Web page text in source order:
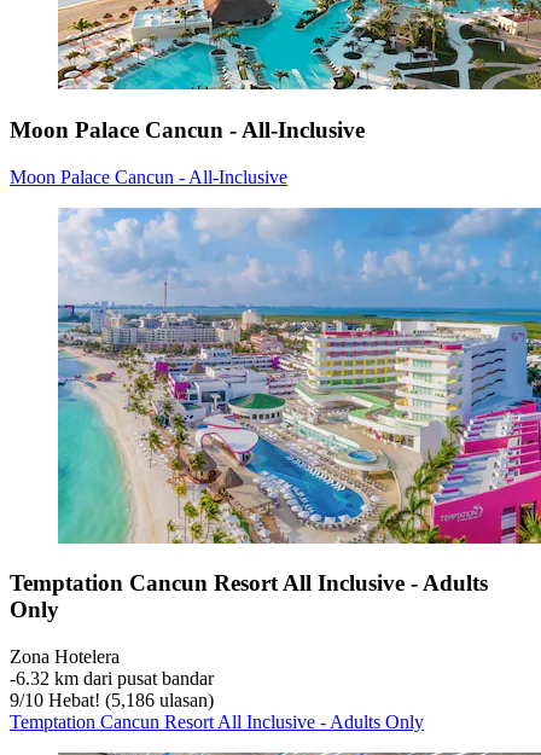
Moon Palace Cancun - All-Inclusive
Moon Palace Cancun - All-Inclusive
Temptation Cancun Resort All Inclusive - Adults
Only
Zona Hotelera
‐6.32 km dari pusat bandar
9/10 Hebat! (5,186 ulasan)
Temptation Cancun Resort All Inclusive - Adults Only